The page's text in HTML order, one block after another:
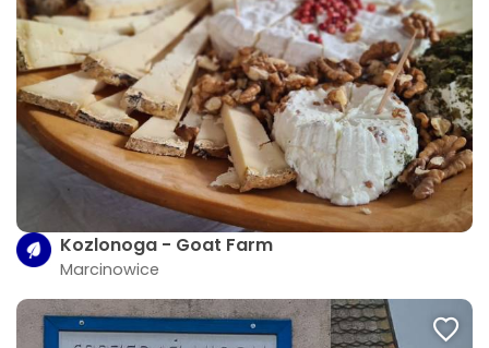
Kozlonoga - Goat Farm
Marcinowice